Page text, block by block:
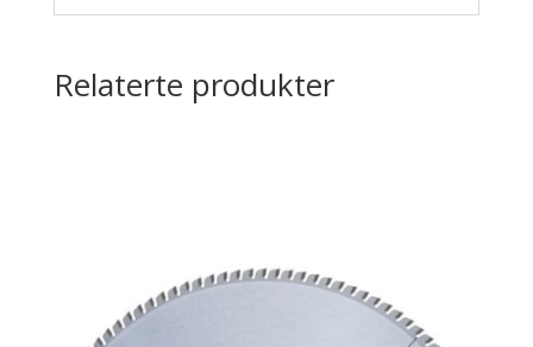
Relaterte produkter